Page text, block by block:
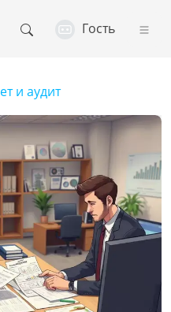
Гость
и аудит